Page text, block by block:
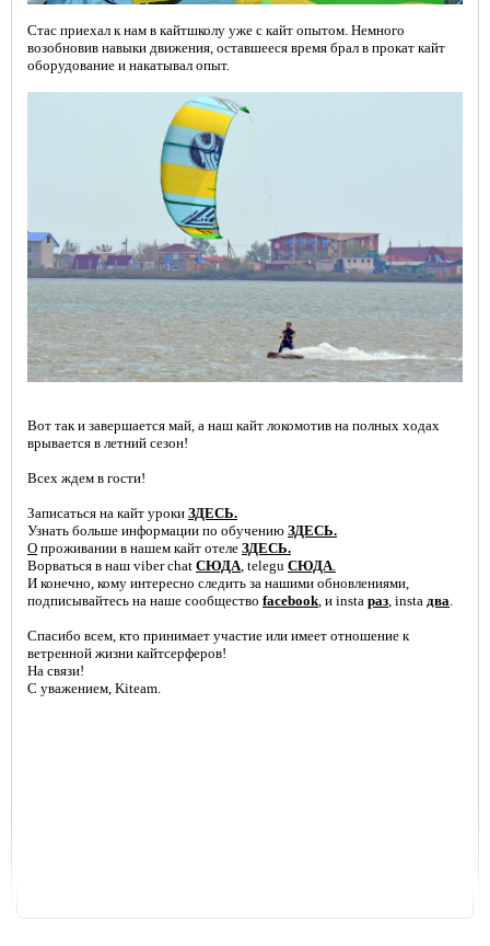
Стас приехал к нам в кайтшколу уже с кайт опытом. Немного
возобновив навыки движения, оставшееся время брал в прокат кайт
оборудование и накатывал опыт.
Вот так и завершается май, а наш кайт локомотив на полных ходах
врывается в летний сезон!
Всех ждем в гости!
Записаться на кайт уроки ЗДЕСЬ.
Узнать больше информации по обучению ЗДЕСЬ.
О проживании в нашем кайт отеле ЗДЕСЬ.
Ворваться в наш viber chat СЮДА, telegu СЮДА.
И конечно, кому интересно следить за нашими обновлениями,
подписывайтесь на наше сообщество facebook, и insta раз, insta два.
Спасибо всем, кто принимает участие или имеет отношение к
ветренной жизни кайтсерферов!
На связи!
С уважением, Kiteam.
Kiteprotect - жидкость для
восстановления кайта
Очки для кайтсерфинга Kiteam
ОБУЧЕНИЕ